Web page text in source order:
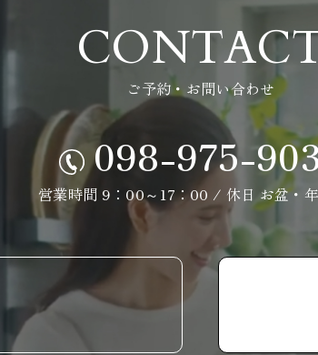
ご予約・お問い合わせ
098-975-
営業時間 9：00～17：00 / 休日 お盆・